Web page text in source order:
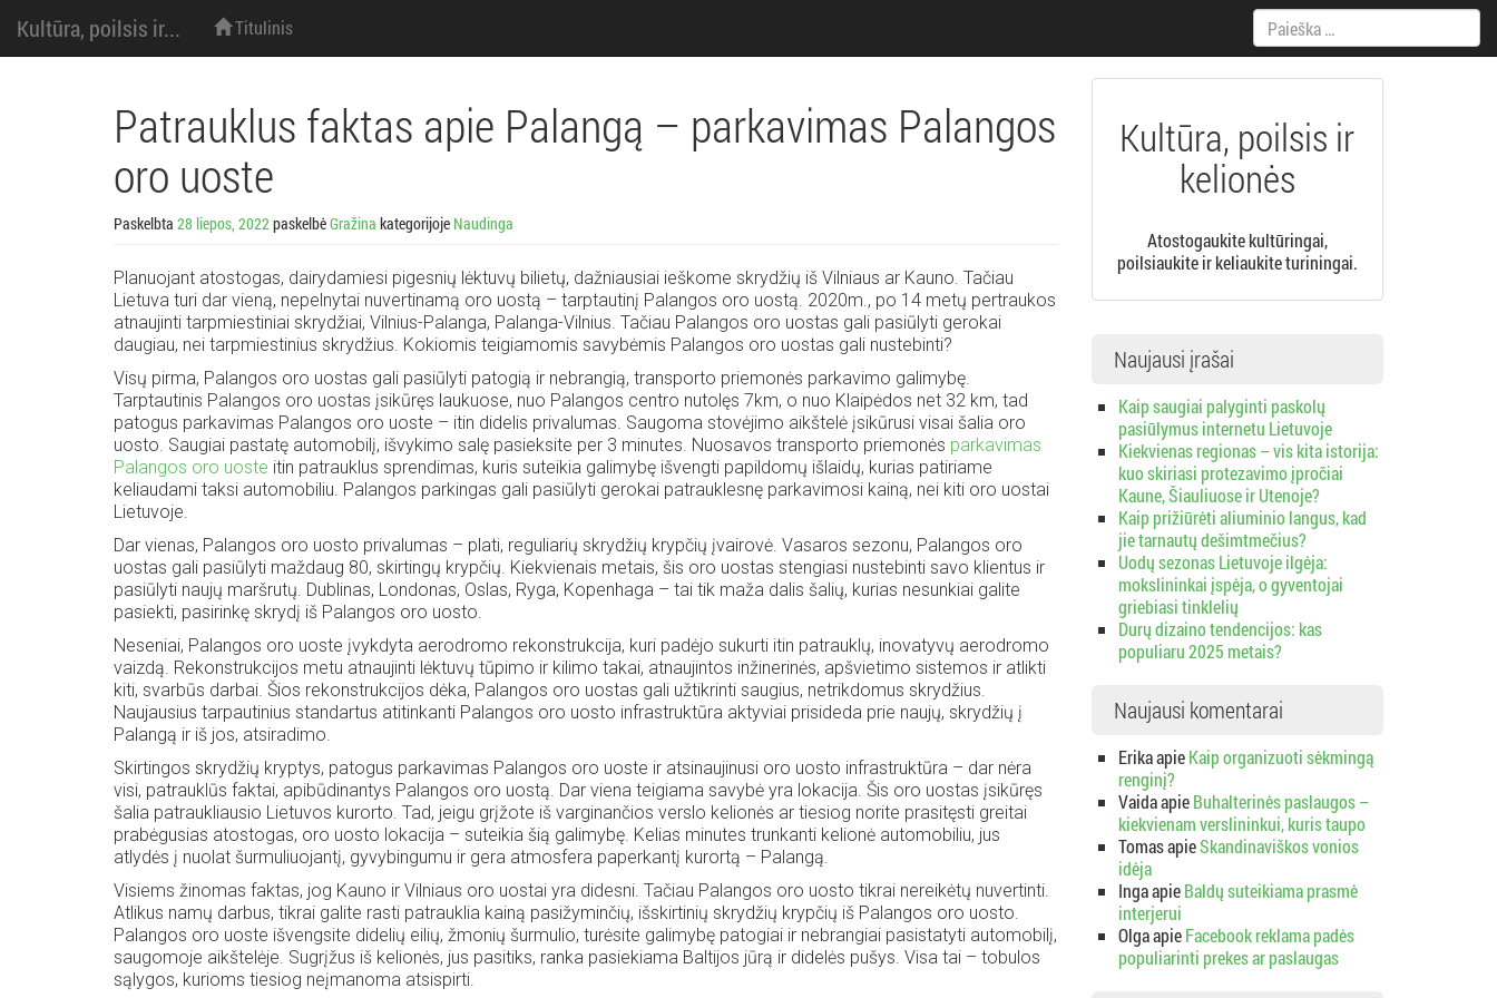
Kultūra, poilsis ir...
M
e
prie
turinio
Titulinis Paieška:
Patrauklus faktas apie Palangą – parkavimas Palangos
oro uoste
Paskelbta 28 liepos, 2022paskelbėGražina kategorijoje Naudinga
Planuojant atostogas, dairydamiesi pigesnių lėktuvų bilietų, dažniausiai ieškome skrydžių iš Vilniaus ar Kauno. Tačiau
Lietuva turi dar vieną, nepelnytai nuvertinamą oro uostą – tarptautinį Palangos oro uostą. 2020m., po 14 metų pertraukos
atnaujinti tarpmiestiniai skrydžiai, Vilnius-Palanga, Palanga-Vilnius. Tačiau Palangos oro uostas gali pasiūlyti gerokai
daugiau, nei tarpmiestinius skrydžius. Kokiomis teigiamomis savybėmis Palangos oro uostas gali nustebinti?
Visų pirma, Palangos oro uostas gali pasiūlyti patogią ir nebrangią, transporto priemonės parkavimo galimybę.
Tarptautinis Palangos oro uostas įsikūręs laukuose, nuo Palangos centro nutolęs 7km, o nuo Klaipėdos net 32 km, tad
patogus parkavimas Palangos oro uoste – itin didelis privalumas. Saugoma stovėjimo aikštelė įsikūrusi visai šalia oro
uosto. Saugiai pastatę automobilį, išvykimo salę pasieksite per 3 minutes. Nuosavos transporto priemonės parkavimas
Palangos oro uoste itin patrauklus sprendimas, kuris suteikia galimybę išvengti papildomų išlaidų, kurias patiriame
keliaudami taksi automobiliu. Palangos parkingas gali pasiūlyti gerokai patrauklesnę parkavimosi kainą, nei kiti oro uostai
Lietuvoje.
Dar vienas, Palangos oro uosto privalumas – plati, reguliarių skrydžių krypčių įvairovė. Vasaros sezonu, Palangos oro
uostas gali pasiūlyti maždaug 80, skirtingų krypčių. Kiekvienais metais, šis oro uostas stengiasi nustebinti savo klientus ir
pasiūlyti naujų maršrutų. Dublinas, Londonas, Oslas, Ryga, Kopenhaga – tai tik maža dalis šalių, kurias nesunkiai galite
pasiekti, pasirinkę skrydį iš Palangos oro uosto.
Neseniai, Palangos oro uoste įvykdyta aerodromo rekonstrukcija, kuri padėjo sukurti itin patrauklų, inovatyvų aerodromo
vaizdą. Rekonstrukcijos metu atnaujinti lėktuvų tūpimo ir kilimo takai, atnaujintos inžinerinės, apšvietimo sistemos ir atlikti
kiti, svarbūs darbai. Šios rekonstrukcijos dėka, Palangos oro uostas gali užtikrinti saugius, netrikdomus skrydžius.
Naujausius tarpautinius standartus atitinkanti Palangos oro uosto infrastruktūra aktyviai prisideda prie naujų, skrydžių į
Palangą ir iš jos, atsiradimo.
Skirtingos skrydžių kryptys, patogus parkavimas Palangos oro uoste ir atsinaujinusi oro uosto infrastruktūra – dar nėra
visi, patrauklūs faktai, apibūdinantys Palangos oro uostą. Dar viena teigiama savybė yra lokacija. Šis oro uostas įsikūręs
šalia patraukliausio Lietuvos kurorto. Tad, jeigu grįžote iš varginančios verslo kelionės ar tiesiog norite prasitęsti greitai
prabėgusias atostogas, oro uosto lokacija – suteikia šią galimybę. Kelias minutes trunkanti kelionė automobiliu, jus
atlydės į nuolat šurmuliuojantį, gyvybingumu ir gera atmosfera paperkantį kurortą – Palangą.
Visiems žinomas faktas, jog Kauno ir Vilniaus oro uostai yra didesni. Tačiau Palangos oro uosto tikrai nereikėtų nuvertinti.
Atlikus namų darbus, tikrai galite rasti patrauklia kainą pasižyminčių, išskirtinių skrydžių krypčių iš Palangos oro uosto.
Palangos oro uoste išvengsite didelių eilių, žmonių šurmulio, turėsite galimybę patogiai ir nebrangiai pasistatyti automobilį,
saugomoje aikštelėje. Sugrįžus iš kelionės, jus pasitiks, ranka pasiekiama Baltijos jūrą ir didelės pušys. Visa tai – tobulos
sąlygos, kurioms tiesiog neįmanoma atsispirti.
Dušo
padėklai:
viskas,
Štai,
svarbu
Ką
svarbu
žinoti
apie
Kultūra, poilsis ir
kelionės
Atostogaukite kultūringai,
poilsiaukite ir keliaukite turiningai.
Naujausi įrašai
Kaip saugiai palyginti paskolų
pasiūlymus internetu Lietuvoje
Kiekvienas regionas – vis kita istorija:
kuo skiriasi protezavimo įpročiai
Kaune, Šiauliuose ir Utenoje?
Kaip prižiūrėti aliuminio langus, kad
jie tarnautų dešimtmečius?
Uodų sezonas Lietuvoje ilgėja:
mokslininkai įspėja, o gyventojai
griebiasi tinklelių
Durų dizaino tendencijos: kas
populiaru 2025 metais?
Naujausi komentarai
ErikaapieKaip organizuoti sėkmingą
renginį?
VaidaapieBuhalterinės paslaugos –
kiekvienam verslininkui, kuris taupo
TomasapieSkandinaviškos vonios
idėja
IngaapieBaldų suteikiama prasmė
interjerui
OlgaapieFacebook reklama padės
populiarinti prekes ar paslaugas